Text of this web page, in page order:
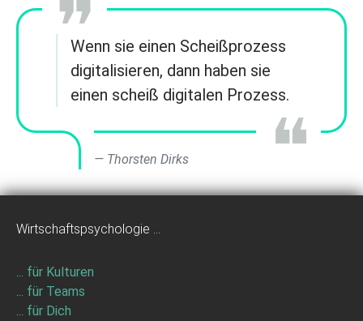
Wenn sie einen Scheißprozess
digitalisieren, dann haben sie
einen scheiß digitalen Prozess.
Thorsten Dirks
Wirtschaftspsychologie ...
... für Kulturen
... für Teams
... für Dich